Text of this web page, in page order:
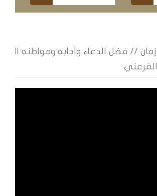
// فضل الدعاء وآدابه ومواطنه ||